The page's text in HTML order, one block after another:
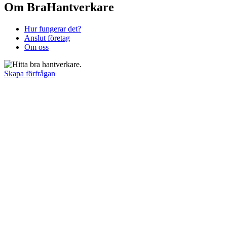
Om BraHantverkare
Hur fungerar det?
Anslut företag
Om oss
Skapa förfrågan